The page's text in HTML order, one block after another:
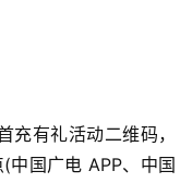
有礼活动二维码，
中国广电 APP、中国